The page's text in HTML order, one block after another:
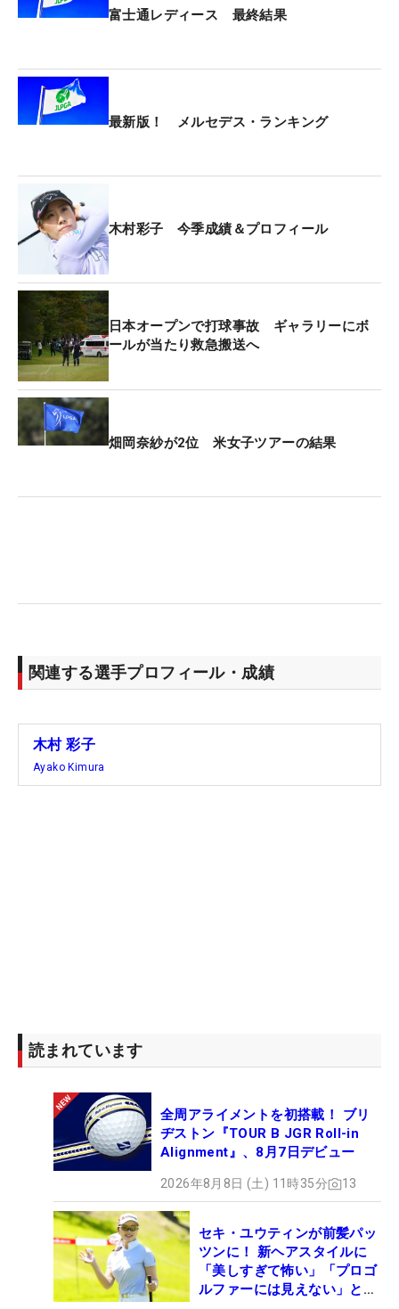
ていました」。1番では、同組の渡邉彩香、高橋彩
ラインを決めて初バーディを奪うと、続く5番パー4
も2打目を2メートルにつけ“〇”を並べた。
プ」は首位と6打差の9位からスタートし、「69」の
プレーで逆転。そのため「競りあいの優勝争いで、
どうなるか不安だった。緊張もするタイプなので」
ということが、頭の片隅にあった。そんな時、松村
卓キャディから『できることをやろう』という言
葉。それを信じた。「自分のゴルフをしよう」。途
中、リーダーボードを見ても、動揺はしなかった。
「これまでボードを見て、うまくいったことがなか
った。成長できたと思えました」というのも、うれ
しい。
優勝を決めた後、同学年の柏原明日架、永峰咲希が
2年前、指導を受ける南秀樹コーチからの進言もあ
り、トップを高くするスイングに改造した。もとも
た。その際、見本にしているのが、堀のスイング。
率（75.9％）という高水準のショットを生み出し
た。
「64」を出し首位に浮上した2日目のラウンド後に
は、「私たちの世代だけ“〇〇世代”というのがない
ので、つけてください」と“懇願”した。「誰も優勝
してない時は、自分たちで“石ころ世代”って言って
ました」という話も。しかし今季は、5人で5勝を挙
げる一大勢力になっている。
これは佐久間朱莉（3勝）、岩井千怜、内田ことこ
富士通レディース 最終結果
最新版！ メルセデス・ランキング
木村彩子 今季成績＆プロフィール
日本オープンで打球事故 ギャラリーにボ
ールが当たり救急搬送へ
畑岡奈紗が2位 米女子ツアーの結果
関連する選手プロフィール・成績
木村 彩子
Ayako Kimura
読まれています
全周アライメントを初搭載！ ブリ
ヂストン『TOUR B JGR Roll-in
Alignment』、8月7日デビュー
2026年8月8日 (土) 11時35分 13
セキ・ユウティンが前髪パッ
ツンに！ 新ヘアスタイルに
「美しすぎて怖い」「プロゴ
ルファーには見えない」とコ